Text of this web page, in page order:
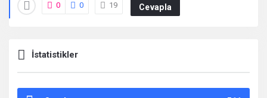
0 0 19 Cevapla
İstatistikler